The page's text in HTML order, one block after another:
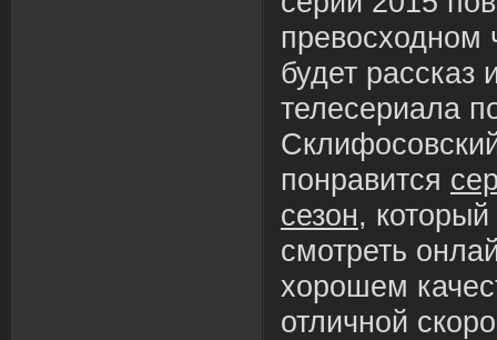
превосходном
будет рассказ
телесериала
понравится
сезон,
смотреть
хорошем
отличной